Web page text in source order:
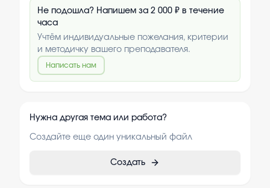
Не подошла? Напишем за 2 000 ₽ в течение
часа
Учтём индивидуальные пожелания, критерии
и методичку вашего преподавателя.
Написать нам
Нужна другая тема или работа?
Создайте еще один уникальный файл
Создать